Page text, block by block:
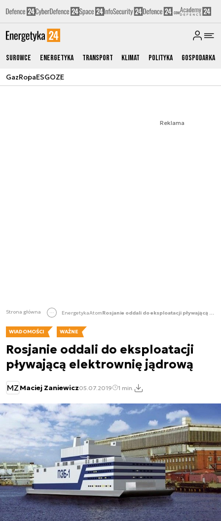
Surowce Energetyka Transport Klimat Polityka Gospodarka
GazRopaESGOZE
Reklama
Strona główna EnergetykaAtom Rosjanie oddali do eksploatacji pływającą elektrownię jądrową
WIADOMOŚCI WAŻNE
Rosjanie oddali do eksploatacji
pływającą elektrownię jądrową
MZ Maciej Zaniewicz05.07.2019 1 min.